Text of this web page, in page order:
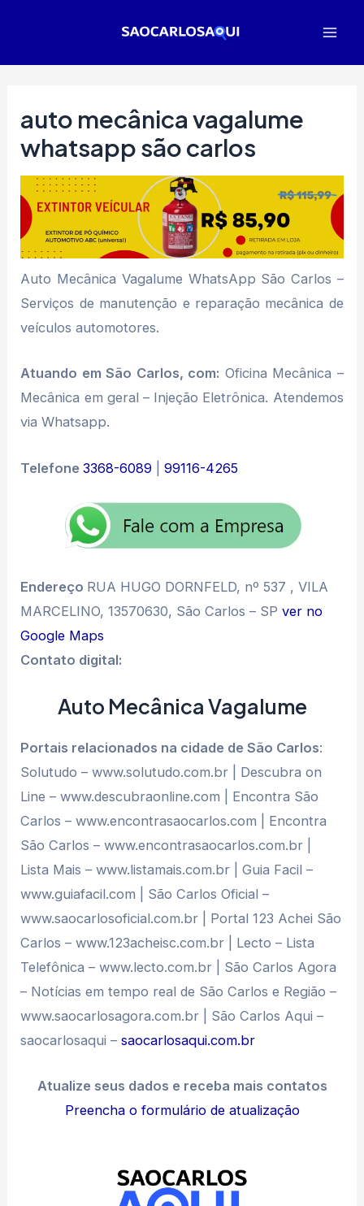
auto mecânica vagalume
whatsapp são carlos
Auto Mecânica Vagalume WhatsApp São Carlos –
Serviços de manutenção e reparação mecânica de
veículos automotores.
Atuando em São Carlos, com: Oficina Mecânica –
Mecânica em geral – Injeção Eletrônica. Atendemos
via Whatsapp.
Telefone3368-6089 |99116-4265
Endereço RUA HUGO DORNFELD, nº 537 , VILA
MARCELINO, 13570630, São Carlos – SPver no
Google Maps
Contato digital:
Auto Mecânica Vagalume
Portais relacionados na cidade de São Carlos:
Solutudo – www.solutudo.com.br | Descubra on
Line – www.descubraonline.com | Encontra São
Carlos – www.encontrasaocarlos.com | Encontra
São Carlos – www.encontrasaocarlos.com.br |
Lista Mais – www.listamais.com.br | Guia Facil –
www.guiafacil.com | São Carlos Oficial –
www.saocarlosoficial.com.br | Portal 123 Achei São
Carlos – www.123acheisc.com.br | Lecto – Lista
Telefônica – www.lecto.com.br | São Carlos Agora
– Notícias em tempo real de São Carlos e Região –
www.saocarlosagora.com.br | São Carlos Aqui –
saocarlosaqui –saocarlosaqui.com.br
Atualize seus dados e receba mais contatos
Preencha o formulário de atualização